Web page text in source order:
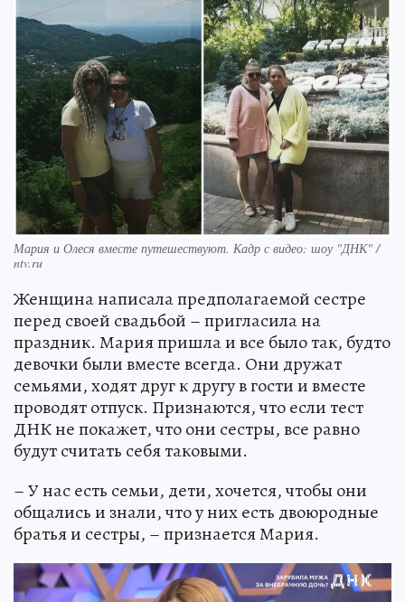
Мария и Олеся вместе путешествуют. Кадр с видео: шоу "ДНК" /
ntv.ru
Женщина написала предполагаемой сестре
перед своей свадьбой – пригласила на
праздник. Мария пришла и все было так, будто
девочки были вместе всегда. Они дружат
семьями, ходят друг к другу в гости и вместе
проводят отпуск. Признаются, что если тест
ДНК не покажет, что они сестры, все равно
будут считать себя таковыми.
– У нас есть семьи, дети, хочется, чтобы они
общались и знали, что у них есть двоюродные
братья и сестры, – признается Мария.